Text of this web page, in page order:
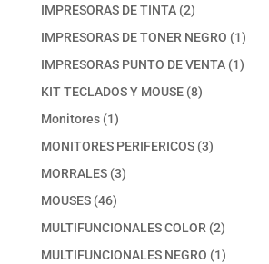
IMPRESORAS DE TINTA 22
productos
IMPRESORAS DE TONER NEGRO 11
IMPRESORAS PUNTO DE VENTA 11
KIT TECLADOS Y MOUSE 88
Monitores 11
producto
MONITORES PERIFERICOS 33
MORRALES 33
MOUSES 4646
productos
MULTIFUNCIONALES COLOR 22
MULTIFUNCIONALES NEGRO 11